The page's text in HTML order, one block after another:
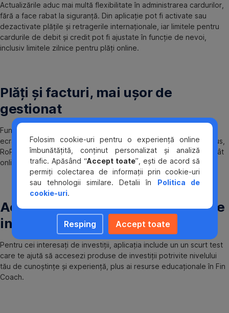
Actualizările aduc mai multă flexibilitate în administrarea cardurilor,
fără a face rabat la siguranță. Din aplicație pot fi activate sau
dezactivate plățile și retragerile internaționale, iar limitele pentru
cardurile de debit și credit pot fi ajustate în funcție de nevoi,
inclusiv limitele zilnice pentru plăți online.
Plăți și facturi, mai ușor de
gestionat
Funcționalitatea George Bills este acum disponibilă direct în
ecranul principal al aplicației, oferind acces rapid la facturi. În plus,
RoPay permite efectuarea plăților prin cod QR la comercianți, atât
online, cât și la POS, fără utilizarea cardului sau a numerarului.
Acces mai clar la informații despre
investiții
Pentru cei interesați de investiții, aplicația include un un scurt test
care te ajută să accesezi produse de investiții potrivite nivelului
tău de cunoștințe și experiență, plus ai resurse educaționale în Fin
Coach.
Folosim cookie-uri pentru o experiență online
îmbunătățită, conținut personalizat și analiză
trafic. Apăsând “Accept toate”, ești de acord să
permiți colectarea de informații prin cookie-uri
sau tehnologii similare. Detalii în Politica de
cookie-uri.
Resping Accept toate